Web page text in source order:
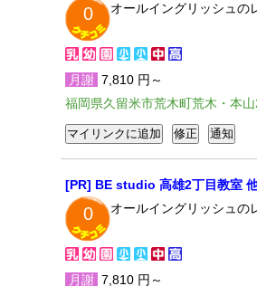
0 オールイングリッシュの
月謝 7,810 円～
福岡県久留米市荒木町荒木・本
[PR] BE studio 高雄2丁目教室
0 オールイングリッシュの
月謝 7,810 円～